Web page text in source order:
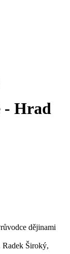
- Hrad
dějinami
Radek Široký,